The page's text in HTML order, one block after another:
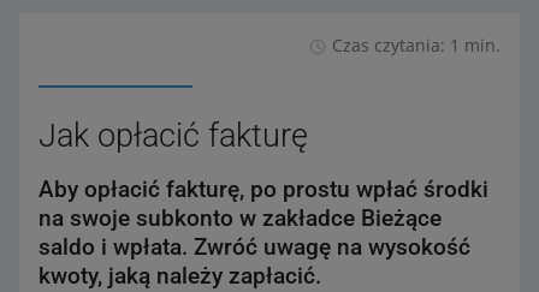
Czas czytania: 1 min.
Jak opłacić fakturę
Aby opłacić fakturę, po prostu wpłać środki
na swoje subkonto w zakładce Bieżące
saldo i wpłata. Zwróć uwagę na wysokość
kwoty, jaką należy zapłacić.